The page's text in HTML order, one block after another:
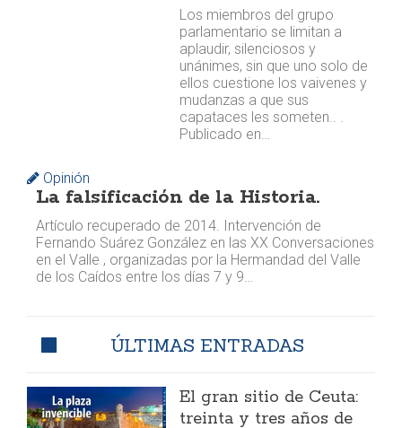
Los miembros del grupo
parlamentario se limitan a
aplaudir, silenciosos y
unánimes, sin que uno solo de
ellos cuestione los vaivenes y
mudanzas a que sus
capataces les someten.. .
Publicado en…
Opinión
La falsificación de la Historia.
Artículo recuperado de 2014. Intervención de
Fernando Suárez González en las XX Conversaciones
en el Valle , organizadas por la Hermandad del Valle
de los Caídos entre los días 7 y 9…
ÚLTIMAS ENTRADAS
El gran sitio de Ceuta:
treinta y tres años de